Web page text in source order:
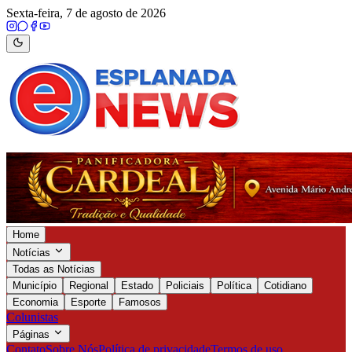
Sexta-feira, 7 de agosto de 2026
Home
Notícias
Todas as Notícias
Município
Regional Estado Policiais Política
Cotidiano
Economia
Esporte Famosos
Colunistas
Páginas
ContatoSobre NósPolítica de privacidadeTermos de uso